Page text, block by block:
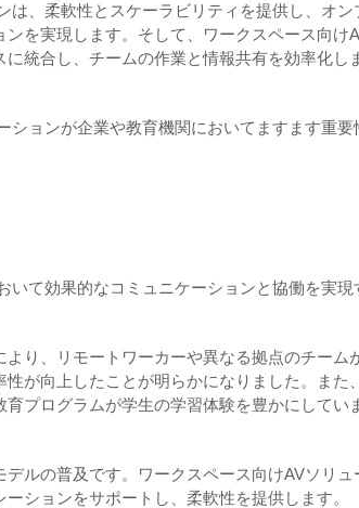
は、柔軟性とスケーラビリティを提供し、オン
を実現します。そして、ワークスペース向け
統合し、チームの作業と情報共有を効率化し
ションが企業や教育機関においてますます重要
いて効果的なコミュニケーションと協働を実現
り、リモートワーカーや異なる拠点のチーム
が向上したことが明らかになりました。また
プログラムが学生の学習体験を豊かにしてい
ルの普及です。ワークスペース向けAVソリュ
ションをサポートし、柔軟性を提供します。